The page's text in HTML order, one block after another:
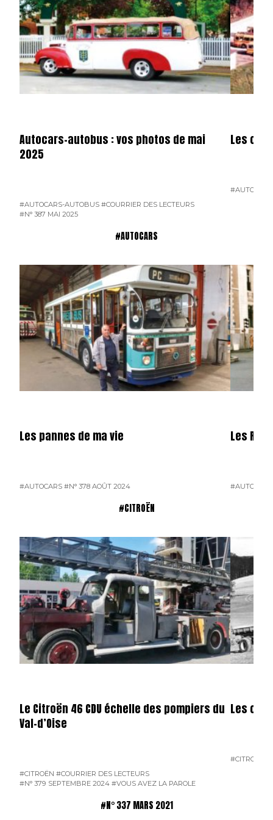
Autocars-autobus : vos photos de mai
2025
#AUTOCARS-AUTOBUS #COURRIER DES LECTEURS
#N° 387 MAI 2025
Les
#AUTOCARS
Les pannes de ma vie
#AUTOCARS #N° 378 AOÛT 2024
Les R
#AUTOCARS
#CITROËN
Le Citroën 46 CDU échelle des pompiers du
Val-d’Oise
#CITROËN #COURRIER DES LECTEURS
#N° 379 SEPTEMBRE 2024 #VOUS AVEZ LA PAROLE
Les
#CITROËN
#N° 337 MARS 2021